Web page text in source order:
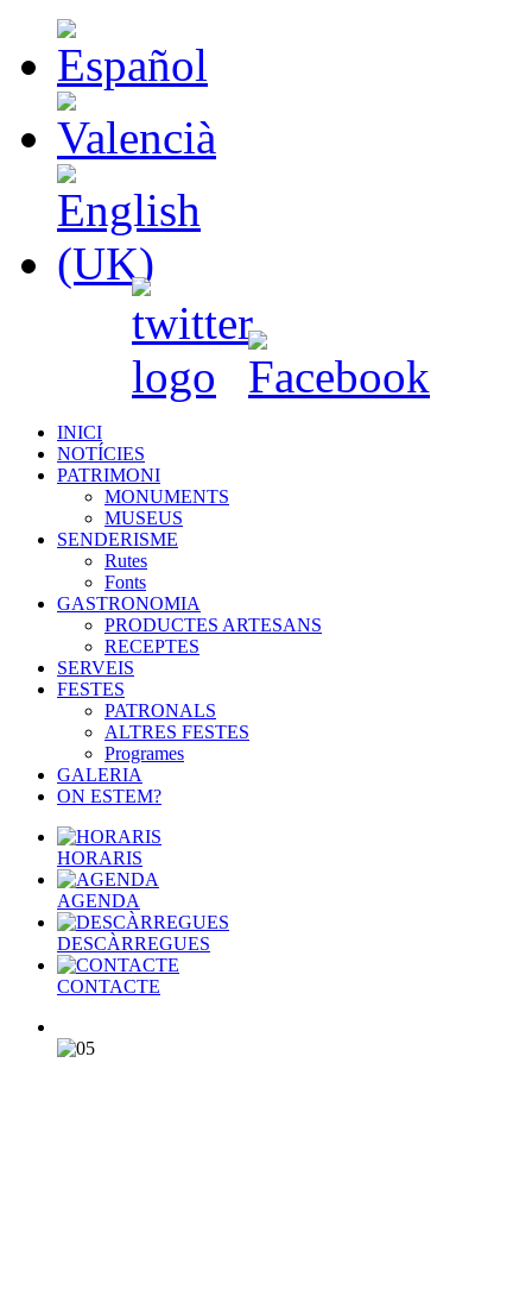
INICI
NOTÍCIES
PATRIMONI
MONUMENTS
MUSEUS
SENDERISME
Rutes
Fonts
GASTRONOMIA
PRODUCTES ARTESANS
RECEPTES
SERVEIS
FESTES
PATRONALS
ALTRES FESTES
Programes
GALERIA
ON ESTEM?
HORARIS
AGENDA
DESCÀRREGUES
CONTACTE